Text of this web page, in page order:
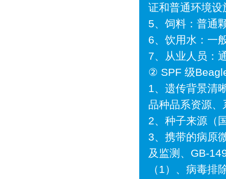
证和普通环境
5、饲料：普通
6、饮用水：一
7、从业人员：
② SPF 级
1、遗传背景清
品种品系资源、
2、种子来源（
3、携带的病原
及监测、GB-
（1）、病毒